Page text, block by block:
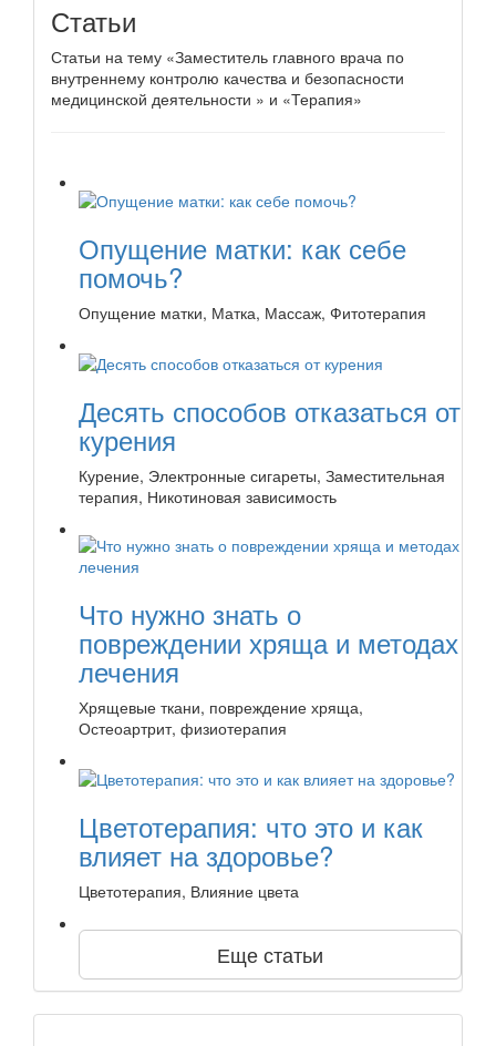
Статьи
Статьи на тему «Заместитель главного врача по
внутреннему контролю качества и безопасности
медицинской деятельности » и «Терапия»
Опущение матки: как себе
помочь?
Опущение матки, Матка, Массаж, Фитотерапия
Десять способов отказаться от
курения
Курение, Электронные сигареты, Заместительная
терапия, Никотиновая зависимость
Что нужно знать о
повреждении хряща и методах
лечения
Хрящевые ткани, повреждение хряща,
Остеоартрит, физиотерапия
Цветотерапия: что это и как
влияет на здоровье?
Цветотерапия, Влияние цвета
Еще статьи